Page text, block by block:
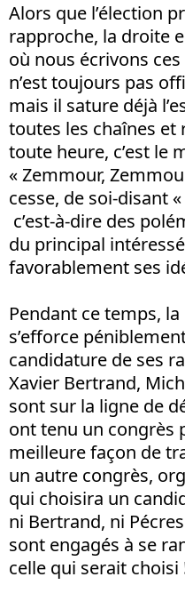
Alors que l’élection
rapproche, la droite
où nous écrivons
n’est toujours pas
mais il sature déjà
toutes les chaînes et
toute heure, c’est le
« Zemmour,
cesse, de soi-disant
c’est-à-dire des
du principal
favorablement ses
Pendant ce temps,
s’efforce
candidature de ses
Xavier Bertrand,
sont sur la ligne de
ont tenu un congrès
meilleure façon de
un autre congrès,
qui choisira un
ni Bertrand, ni
sont engagés à se
celle qui serait choisi